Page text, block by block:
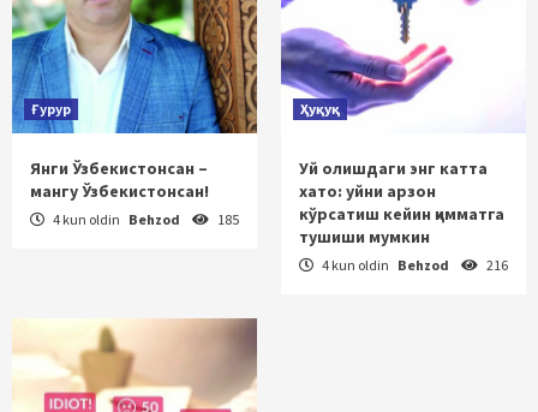
Ғурур
Янги Ўзбекистонсан –
мангу Ўзбекистонсан!
4 kun oldin Behzod 185
Ҳуқуқ
Уй олишдаги энг катта
хато: уйни арзон
кўрсатиш кейин қимматга
тушиши мумкин
4 kun oldin Behzod 216